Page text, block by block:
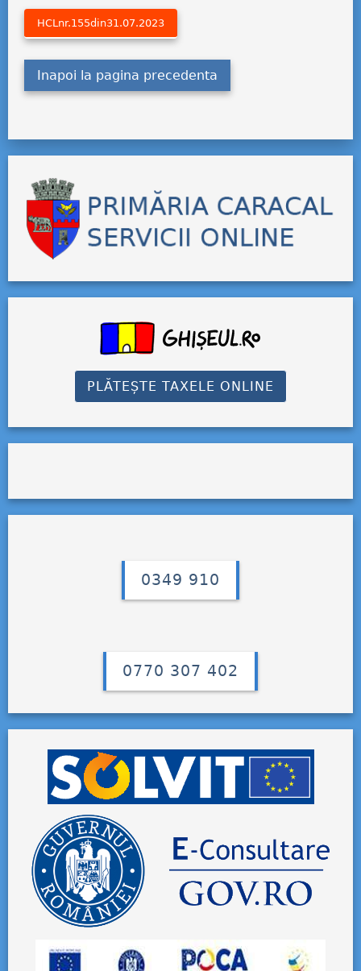
HCLnr.155din31.07.2023
Inapoi la pagina precedenta
PLĂTEȘTE TAXELE ONLINE
0349 910
0770 307 402